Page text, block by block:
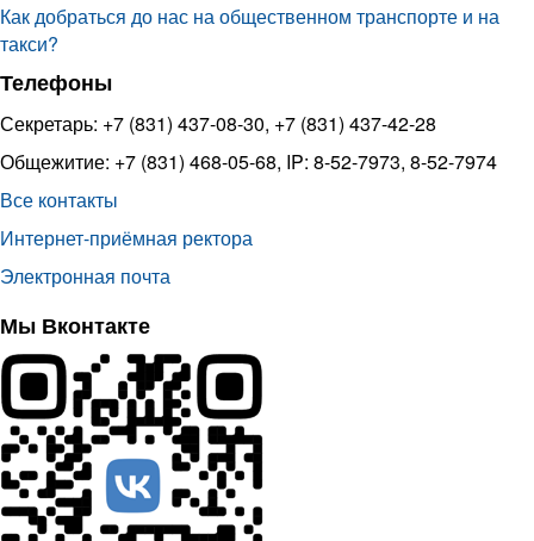
Как добраться до нас на общественном транспорте и на
такси?
Телефоны
Секретарь: +7 (831) 437-08-30, +7 (831) 437-42-28
Общежитие: +7 (831) 468-05-68, IP: 8-52-7973, 8-52-7974
Все контакты
Интернет-приёмная ректора
Электронная почта
Мы Вконтакте